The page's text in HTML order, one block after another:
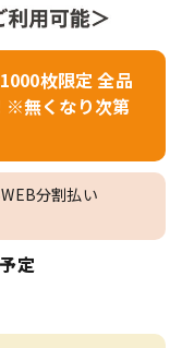
枚限定 全品
※無くなり次第
分割払い
定